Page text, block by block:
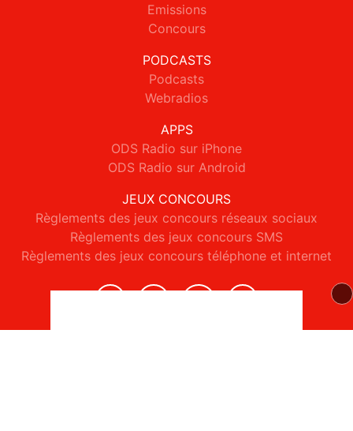
Emissions
Concours
PODCASTS
Podcasts
Webradios
APPS
ODS Radio sur iPhone
ODS Radio sur Android
JEUX CONCOURS
Règlements des jeux concours réseaux sociaux
Règlements des jeux concours SMS
Règlements des jeux concours téléphone et internet